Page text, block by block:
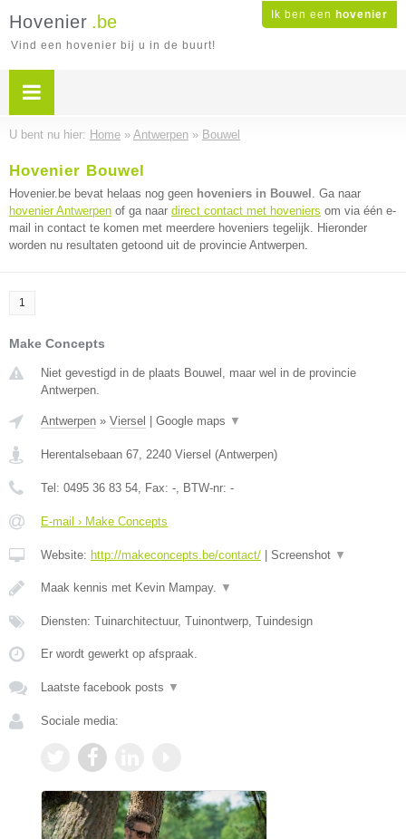
Ik ben een hovenier
Hovenier .be
Vind een hovenier bij u in de buurt!
U bent nu hier: Home » Antwerpen » Bouwel
Hovenier Bouwel
Hovenier.be bevat helaas nog geen hoveniers in Bouwel . Ga naar
hovenier Antwerpen of ga naar direct contact met hoveniers om via één e-
mail in contact te komen met meerdere hoveniers tegelijk. Hieronder
worden nu resultaten getoond uit de provincie Antwerpen.
1
Make Concepts
Niet gevestigd in de plaats Bouwel, maar wel in de provincie
Antwerpen.
Antwerpen » Viersel Google maps ▼
Herentalsebaan 67, 2240 Viersel (Antwerpen)
Tel: 0495 36 83 54, Fax: -, BTW-nr: -
E-mail › Make Concepts
Website: http://makeconcepts.be/contact/ Screenshot ▼
Maak kennis met Kevin Mampay. ▼
Diensten: Tuinarchitectuur, Tuinontwerp, Tuindesign
Er wordt gewerkt op afspraak.
Laatste facebook posts ▼
Sociale media: